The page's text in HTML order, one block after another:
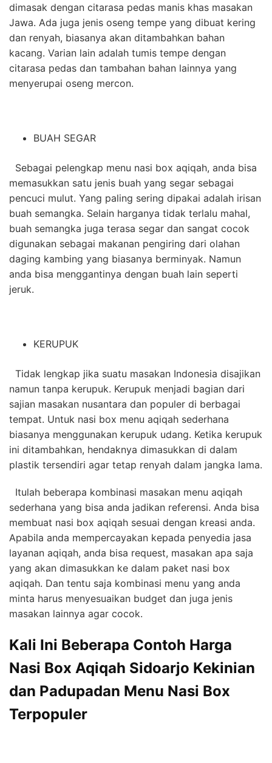
dimasak dengan citarasa pedas manis khas masakan
Jawa. Ada juga jenis oseng tempe yang dibuat kering
dan renyah, biasanya akan ditambahkan bahan
kacang. Varian lain adalah tumis tempe dengan
citarasa pedas dan tambahan bahan lainnya yang
menyerupai oseng mercon.
BUAH SEGAR
Sebagai pelengkap menu nasi box aqiqah, anda bisa
memasukkan satu jenis buah yang segar sebagai
pencuci mulut. Yang paling sering dipakai adalah irisan
buah semangka. Selain harganya tidak terlalu mahal,
buah semangka juga terasa segar dan sangat cocok
digunakan sebagai makanan pengiring dari olahan
daging kambing yang biasanya berminyak. Namun
anda bisa menggantinya dengan buah lain seperti
jeruk.
KERUPUK
Tidak lengkap jika suatu masakan Indonesia disajikan
namun tanpa kerupuk. Kerupuk menjadi bagian dari
sajian masakan nusantara dan populer di berbagai
tempat. Untuk nasi box menu aqiqah sederhana
biasanya menggunakan kerupuk udang. Ketika kerupuk
ini ditambahkan, hendaknya dimasukkan di dalam
plastik tersendiri agar tetap renyah dalam jangka lama.
Itulah beberapa kombinasi masakan menu aqiqah
sederhana yang bisa anda jadikan referensi. Anda bisa
membuat nasi box aqiqah sesuai dengan kreasi anda.
Apabila anda mempercayakan kepada penyedia jasa
layanan aqiqah, anda bisa request, masakan apa saja
yang akan dimasukkan ke dalam paket nasi box
aqiqah. Dan tentu saja kombinasi menu yang anda
minta harus menyesuaikan budget dan juga jenis
masakan lainnya agar cocok.
Kali Ini Beberapa Contoh Harga
Nasi Box Aqiqah Sidoarjo Kekinian
dan Padupadan Menu Nasi Box
Terpopuler